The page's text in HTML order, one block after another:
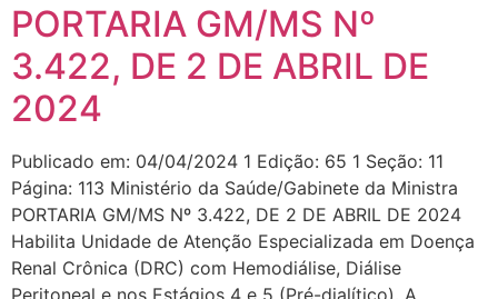
PORTARIA GM/MS Nº
3.422, DE 2 DE ABRIL DE
2024
Publicado em: 04/04/2024 1 Edição: 65 1 Seção: 11
Página: 113 Ministério da Saúde/Gabinete da Ministra
PORTARIA GM/MS Nº 3.422, DE 2 DE ABRIL DE 2024
Habilita Unidade de Atenção Especializada em Doença
Renal Crônica (DRC) com Hemodiálise, Diálise
Peritoneal e nos Estágios 4 e 5 (Pré-dialítico). A